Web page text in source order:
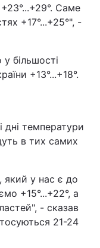
Саме
+17°...+25°", -
у більшості
+13°...+18°.
дні температури
в тих самих
який у нас є до
+15°...+22°, а
- сказав
21-24